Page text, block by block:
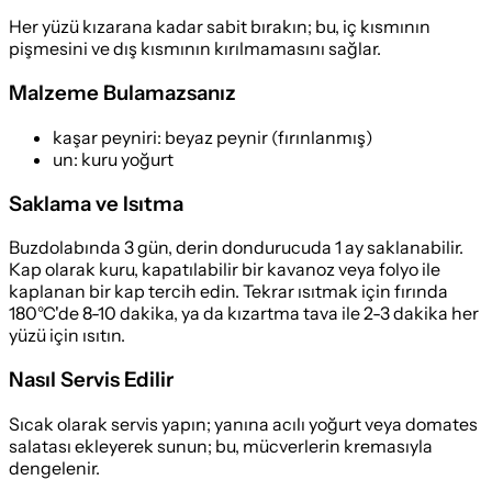
Her yüzü kızarana kadar sabit bırakın; bu, iç kısmının
pişmesini ve dış kısmının kırılmamasını sağlar.
Malzeme Bulamazsanız
kaşar peyniri: beyaz peynir (fırınlanmış)
un: kuru yoğurt
Saklama ve Isıtma
Buzdolabında 3 gün, derin dondurucuda 1 ay saklanabilir.
Kap olarak kuru, kapatılabilir bir kavanoz veya folyo ile
kaplanan bir kap tercih edin. Tekrar ısıtmak için fırında
180°C'de 8-10 dakika, ya da kızartma tava ile 2-3 dakika her
yüzü için ısıtın.
Nasıl Servis Edilir
Sıcak olarak servis yapın; yanına acılı yoğurt veya domates
salatası ekleyerek sunun; bu, mücverlerin kremasıyla
dengelenir.